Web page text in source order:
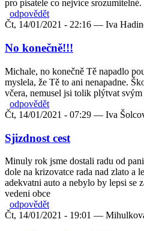
pro pisatele co nejvíce
odpovědět
Čt, 14/01/2021 - 22:16 — Iva
No konečně!!!
Michale, no konečně Tě napadlo
myslela, že Tě to ani nenapadne.
včera, nemusel jsi tolik plýtvat
odpovědět
Čt, 14/01/2021 - 07:29 — Iva
Sjizdnost cest
Minuly rok jsme dostali radu od
dole na krizovatce rada nad zlato a
adekvatni auto a nebylo by lepsi se
vedeni obce
odpovědět
Čt, 14/01/2021 - 19:01 —